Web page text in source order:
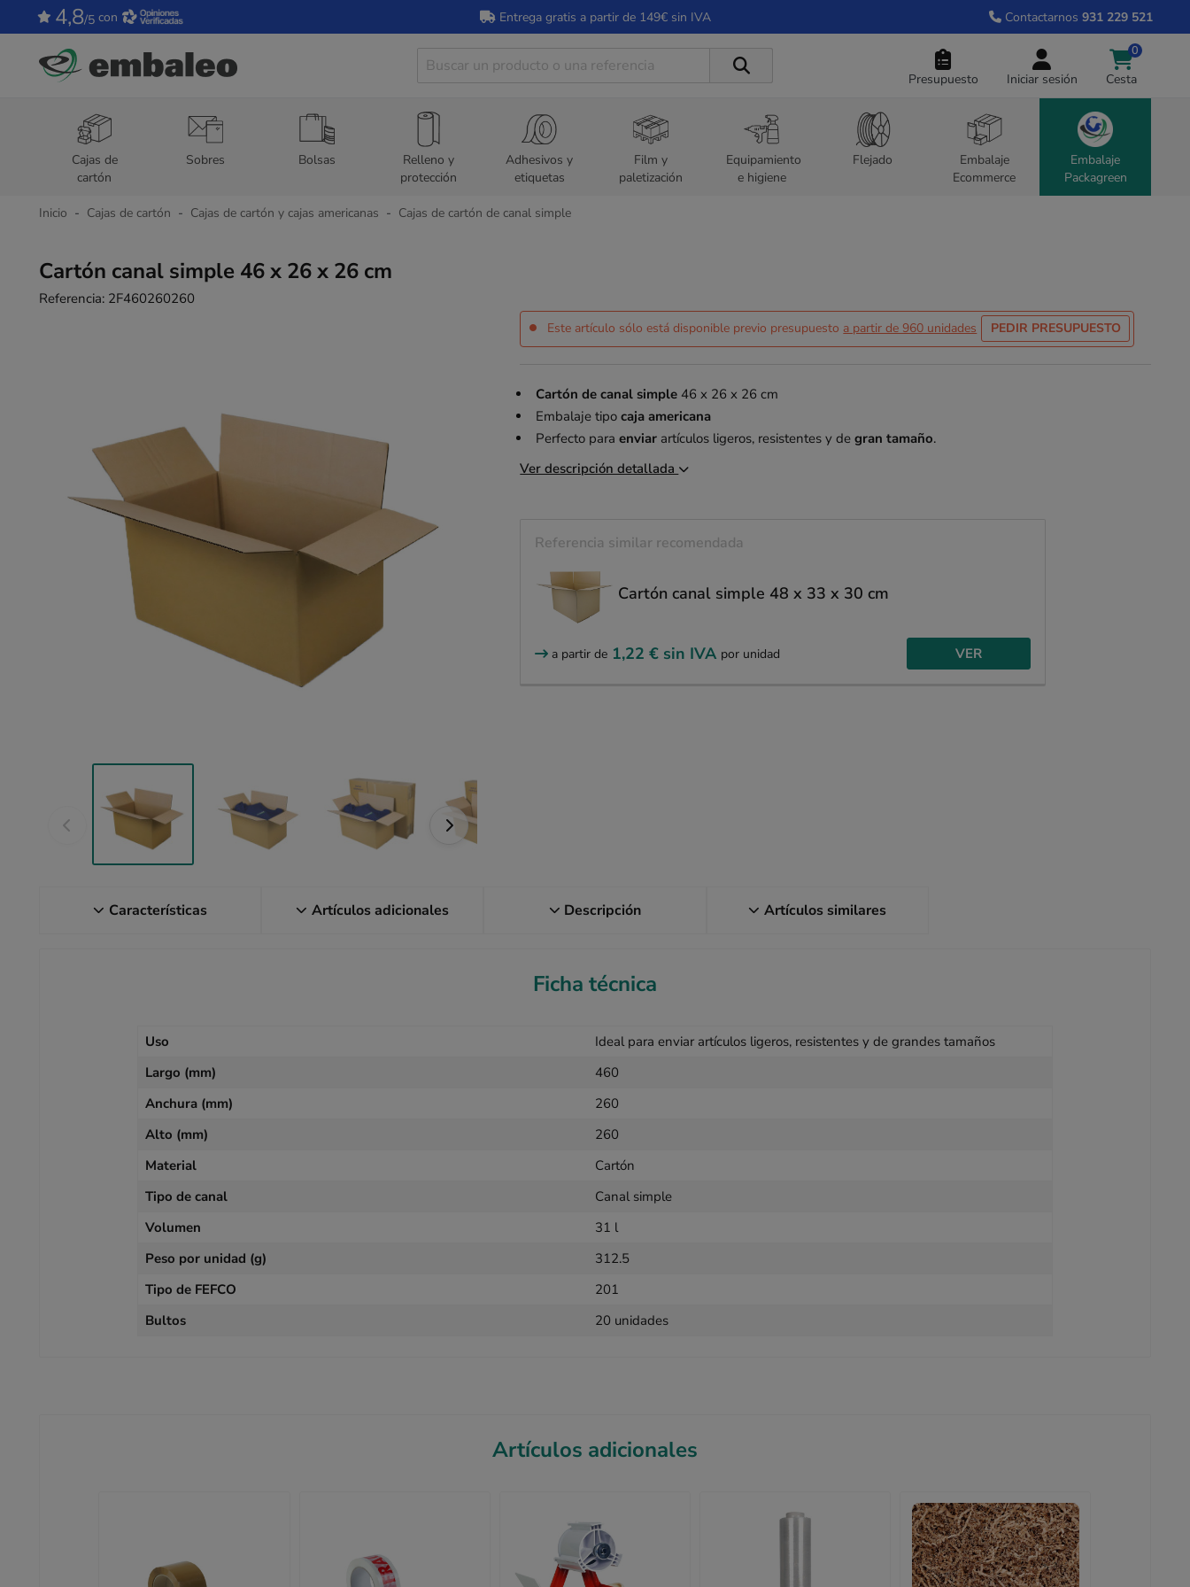
4,8/5 con Entrega gratis a partir de 149€ sin IVA Contactarnos 931 229 521
Presupuesto Iniciar sesión Cesta
0
Cajas de
cartón
Sobres Bolsas
Relleno y
protección
Adhesivos y
etiquetas
Film y
paletización
Equipamiento
e higiene
Flejado
Embalaje
Ecommerce
Embalaje
Packagreen
Inicio Cajas de cartón Cajas de cartón y cajas americanas Cajas de cartón de canal simple
Cartón canal simple 46 x 26 x 26 cm
Referencia: 2F460260260
Este artículo sólo está disponible previo presupuesto a partir de 960 unidades PEDIR PRESUPUESTO
Cartón de canal simple46 x 26 x 26 cm
Embalaje tipo caja americana
Perfecto para enviarartículos ligeros, resistentes y de gran tamaño.
Ver descripción detallada
Referencia similar recomendada
Cartón canal simple 48 x 33 x 30 cm
a partir de 1,22 € sin IVA por unidad VER
Características Artículos adicionales Descripción Artículos similares
Ficha técnica
Uso
Ideal para enviar artículos ligeros, resistentes y de grandes tamaños
Largo (mm)
460
Anchura (mm)
260
Alto (mm)
260
Material
Cartón
Tipo de canal
Canal simple
Volumen
31 l
Peso por unidad (g)
312.5
Tipo de FEFCO
201
Bultos
20 unidades
Artículos adicionales